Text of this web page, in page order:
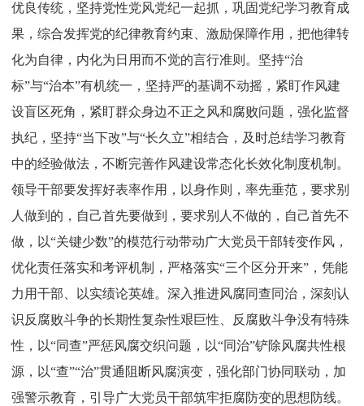
优良传统，坚持党性党风党纪一起抓，巩固党纪学习教育成
果，综合发挥党的纪律教育约束、激励保障作用，把他律转
化为自律，内化为日用而不觉的言行准则。坚持“治
标”与“治本”有机统一，坚持严的基调不动摇，紧盯作风建
设盲区死角，紧盯群众身边不正之风和腐败问题，强化监督
执纪，坚持“当下改”与“长久立”相结合，及时总结学习教育
中的经验做法，不断完善作风建设常态化长效化制度机制。
领导干部要发挥好表率作用，以身作则，率先垂范，要求别
人做到的，自己首先要做到，要求别人不做的，自己首先不
做，以“关键少数”的模范行动带动广大党员干部转变作风，
优化责任落实和考评机制，严格落实“三个区分开来”，凭能
力用干部、以实绩论英雄。深入推进风腐同查同治，深刻认
识反腐败斗争的长期性复杂性艰巨性、反腐败斗争没有特殊
性，以“同查”严惩风腐交织问题，以“同治”铲除风腐共性根
源，以“查”“治”贯通阻断风腐演变，强化部门协同联动，加
强警示教育，引导广大党员干部筑牢拒腐防变的思想防线。